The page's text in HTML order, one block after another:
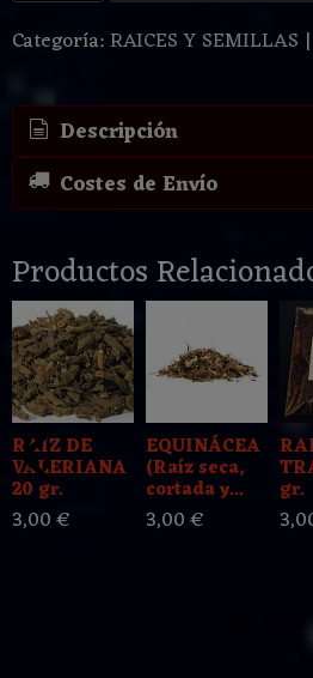
Categoría:RAICES Y SEMILLAS |
Descripción
Costes de Envío
Productos
RAIZ DE
VALERIANA
20 gr.
3,00 €
EQUINÁCEA
(Raíz seca,
cortada y...
3,00 €
gr.